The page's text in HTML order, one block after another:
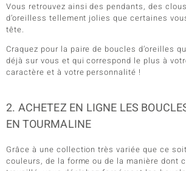
Vous retrouvez ainsi des pendants, des
d’oreilless tellement jolies que certaines
tête.
Craquez pour la paire de boucles d’oreilles
déjà sur vous et qui correspond le plus à
caractère et à votre personnalité !
2. ACHETEZ EN LIGNE LES
EN TOURMALINE
Grâce à une collection très variée que ce
couleurs, de la forme ou de la manière dont